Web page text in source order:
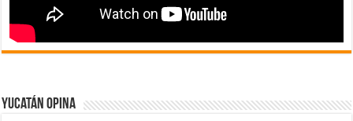
Yucatán Opina